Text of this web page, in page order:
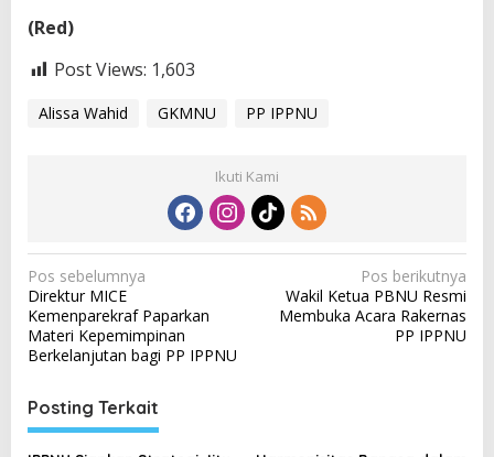
(Red)
Post Views: 1,603
Alissa Wahid GKMNU PP IPPNU
Ikuti Kami
N
a
v
i
g
a
Pos sebelumnya
Direktur MICE
Kemenparekraf Paparkan
Materi Kepemimpinan
Berkelanjutan bagi PP IPPNU
Pos berikutnya
Wakil Ketua PBNU Resmi
Membuka Acara Rakernas
PP IPPNU
Posting Terkait